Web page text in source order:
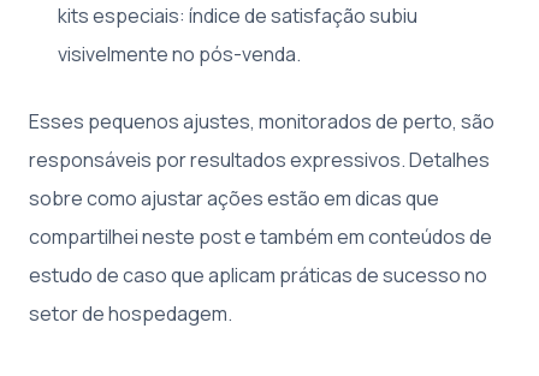
kits especiais: índice de satisfação subiu
visivelmente no pós-venda.
Esses pequenos ajustes, monitorados de perto, são
responsáveis por resultados expressivos. Detalhes
sobre como ajustar ações estão em dicas que
compartilhei neste post e também em conteúdos de
estudo de caso que aplicam práticas de sucesso no
setor de hospedagem.